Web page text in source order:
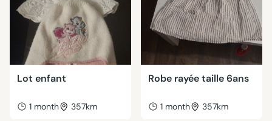
Lot enfant
1 month 357km
Robe rayée taille 6ans
1 month 357km